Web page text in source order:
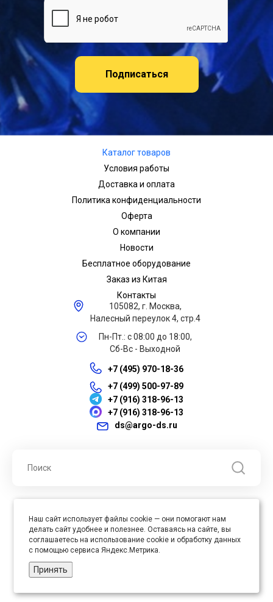
Подписаться
Каталог товаров
Условия работы
Доставка и оплата
Политика конфиденциальности
Оферта
О компании
Новости
Бесплатное оборудование
Заказ из Китая
Контакты
105082, г. Москва,
Налесный переулок 4, стр.4
Пн-Пт.: с 08:00 до 18:00,
Сб-Вс - Выходной
+7 (495) 970-18-36
+7 (499) 500-97-89
+7 (916) 318-96-13
+7 (916) 318-96-13
ds@argo-ds.ru
права защищены
Юр. адрес : 105005, г. Москва, ул. Бауманская, д.20, стр. 3
Наш сайт использует файлы cookie — они помогают нам
делать сайт удобнее и полезнее. Оставаясь на сайте, вы
соглашаетесь на использование cookie и обработку данных
с помощью сервиса Яндекс.Метрика.
Принять